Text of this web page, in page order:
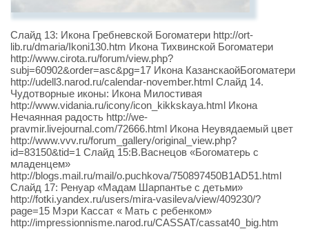
Слайд 13: Икона Гребневской Богоматери http://ort-
lib.ru/dmaria/Ikoni130.htm Икона Тихвинской Богоматери
http://www.cirota.ru/forum/view.php?
subj=60902&order=asc&pg=17 Икона КазанскаойБогоматери
http://udell3.narod.ru/calendar-november.html Слайд 14.
Чудотворные иконы: Икона Милостивая
http://www.vidania.ru/icony/icon_kikkskaya.html Икона
Нечаянная радость http://we-
pravmir.livejournal.com/72666.html Икона Неувядаемый цвет
http://www.vvv.ru/forum_gallery/original_view.php?
id=83150&tid=1 Слайд 15:В.Васнецов «Богоматерь с
младенцем»
http://blogs.mail.ru/mail/o.puchkova/750897450B1AD51.html
Слайд 17: Ренуар «Мадам Шарпантье с детьми»
http://fotki.yandex.ru/users/mira-vasileva/view/409230/?
page=15 Мэри Кассат « Мать с ребенком»
http://impressionnisme.narod.ru/CASSAT/cassat40_big.htm